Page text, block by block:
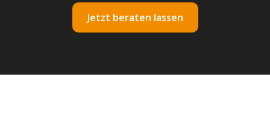
Jetzt beraten lassen